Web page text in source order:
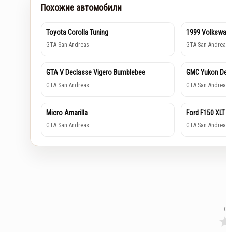
Похожие автомобили
Toyota Corolla Tuning
GTA San Andreas
1999
GTA San
GTA V Declasse Vigero Bumblebee
GTA San Andreas
GMC Yukon
GTA San
Micro Amarilla
GTA San Andreas
Ford F150 XLT
GTA San